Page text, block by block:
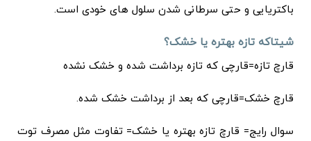
باکتریایی و حتی سرطانی شدن سلول های خودی است.
شیتاکه تازه بهتره یا خشک؟
قارچ تازه=قارچی که تازه برداشت شده و خشک نشده
قارچ خشک=قارچی که بعد از برداشت خشک شده.
سوال رایج= قارچ تازه بهتره یا خشک= تفاوت مثل مصرف توت